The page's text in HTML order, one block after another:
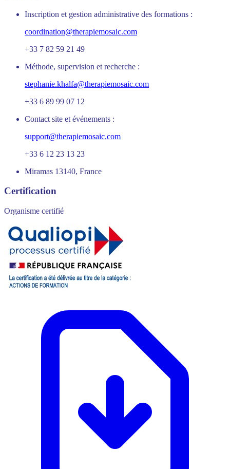
Inscription et gestion administrative des formations :
coordination@therapiemosaic.com
+33 7 82 59 21 49
Méthode, supervision et recherche :
stephanie.khalfa@therapiemosaic.com
+33 6 89 99 07 12
Contact site et événements :
support@therapiemosaic.com
+33 6 12 23 13 23
Miramas 13140, France
Certification
Organisme certifié